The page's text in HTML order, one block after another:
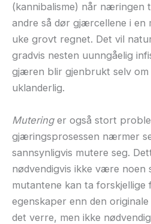
(kannibalisme) når næringen
andre så dør gjærcellene i en
uke grovt regnet. Det vil
gradvis nesten uunngåelig
gjæren blir gjenbrukt selv om
uklanderlig.
Muteringer også stort
gjæringsprosessen nærmer
sannsynligvis mutere seg.
nødvendigvis ikke være noen
mutantene kan ta forskjellige
egenskaper enn den
det verre, men ikke